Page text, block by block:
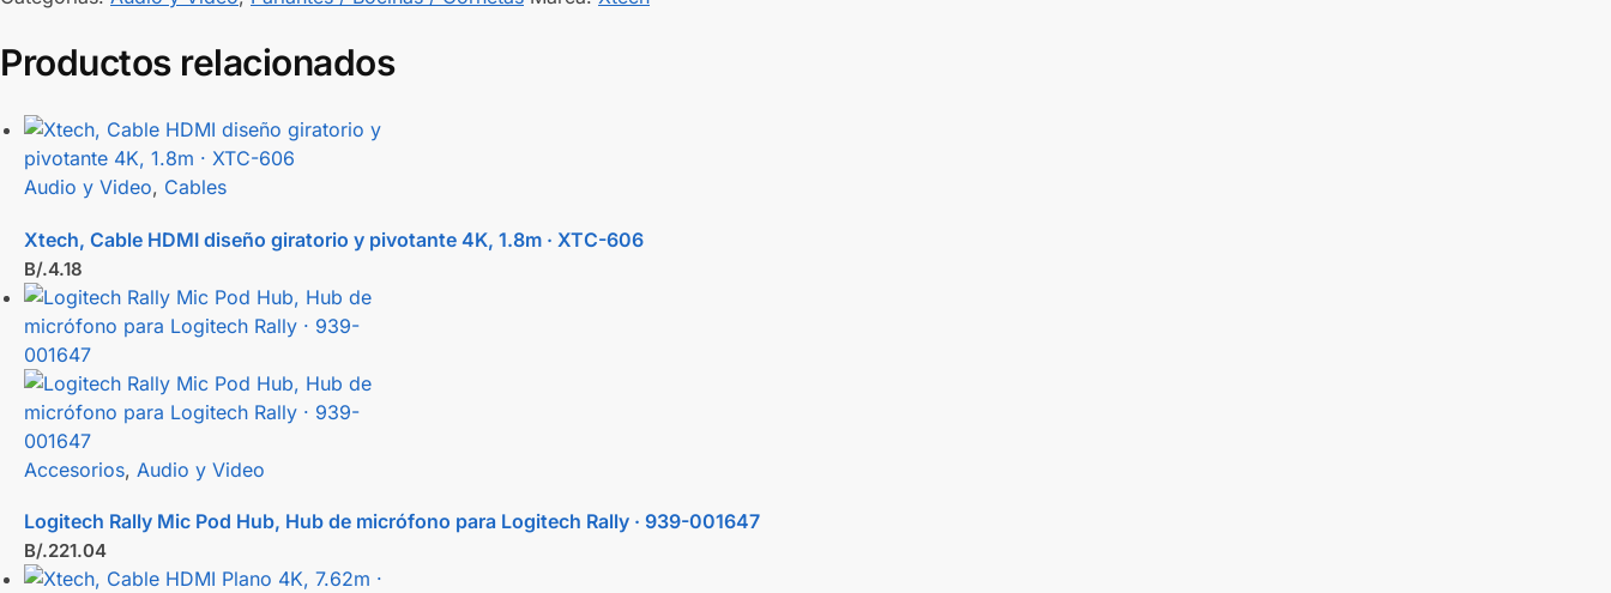
Productos relacionados
Audio y Video, Cables
Xtech, Cable HDMI diseño giratorio y pivotante 4K, 1.8m · XTC-606
B/.4.18
Accesorios, Audio y Video
Logitech Rally Mic Pod Hub, Hub de micrófono para Logitech Rally · 939-001647
B/.221.04